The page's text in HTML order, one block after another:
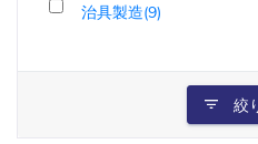
治具製造(9)
絞